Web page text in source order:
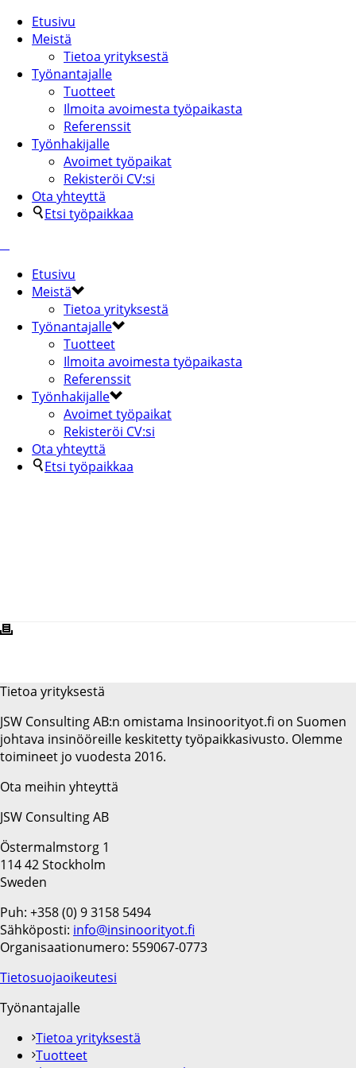
Etusivu
Meistä
Tietoa yrityksestä
Työnantajalle
Tuotteet
Ilmoita avoimesta työpaikasta
Referenssit
Työnhakijalle
Avoimet työpaikat
Rekisteröi CV:si
Ota yhteyttä
Etsi työpaikkaa
Etusivu
Meistä
Tietoa yrityksestä
Työnantajalle
Tuotteet
Ilmoita avoimesta työpaikasta
Referenssit
Työnhakijalle
Avoimet työpaikat
Rekisteröi CV:si
Ota yhteyttä
Etsi työpaikkaa
Tietoa yrityksestä
JSW Consulting AB:n omistama Insinoorityot.fi on Suomen
johtava insinööreille keskitetty työpaikkasivusto. Olemme
toimineet jo vuodesta 2016.
Ota meihin yhteyttä
JSW Consulting AB
Östermalmstorg 1
114 42 Stockholm
Sweden
Puh: +358 (0) 9 3158 5494
Sähköposti: info@insinoorityot.fi
Organisaationumero: 559067-0773
Tietosuojaoikeutesi
Työnantajalle
Tietoa yrityksestä
Tuotteet